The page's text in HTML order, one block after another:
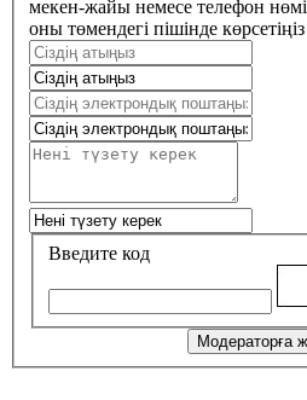
мекен-жайы немесе телефон
оны төмендегі пішінде
Введите код
Модераторға